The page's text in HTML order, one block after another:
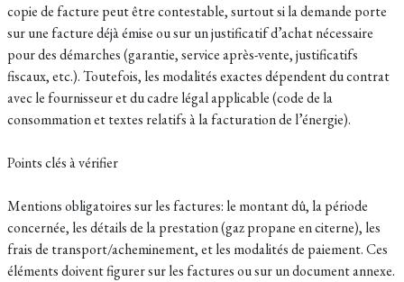
copie de facture peut être contestable, surtout si la demande porte
sur une facture déjà émise ou sur un justificatif d’achat nécessaire
pour des démarches (garantie, service après-vente, justificatifs
fiscaux, etc.). Toutefois, les modalités exactes dépendent du contrat
avec le fournisseur et du cadre légal applicable (code de la
consommation et textes relatifs à la facturation de l’énergie).
Points clés à vérifier
Mentions obligatoires sur les factures: le montant dû, la période
concernée, les détails de la prestation (gaz propane en citerne), les
frais de transport/acheminement, et les modalités de paiement. Ces
éléments doivent figurer sur les factures ou sur un document annexe.